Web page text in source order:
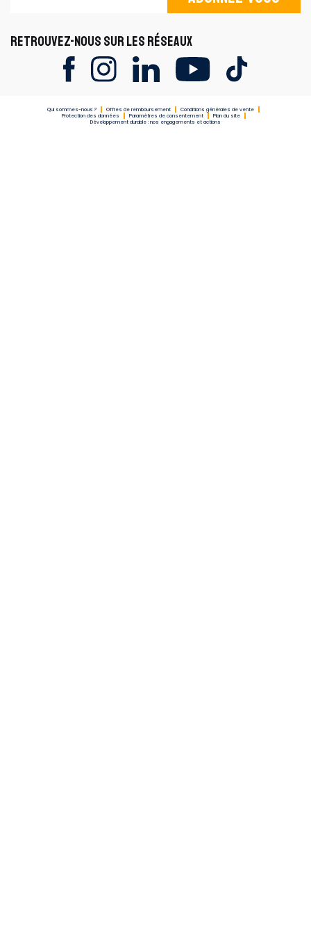
RETROUVEZ-NOUS SUR LES RÉSEAUX
Qui sommes-nous ? Offres de remboursement
Conditions générales de vente
Protection des données
Paramètres de consentement
Plan du site
Développement durable : nos engagements et actions